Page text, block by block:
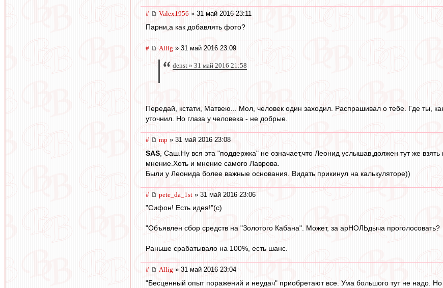
# Valex1956 » 31 май 2016 23:11
Парни,а как добавлять фото?
# Allig » 31 май 2016 23:09
denst » 31 май 2016 21:58
Передай, кстати, Матвею... Мол, человек один заходил. Распрашивал о тебе. Где ты,
уточнил. Но глаза у человека - не добрые.
# mp » 31 май 2016 23:08
SAS , Саш.Ну вся эта "поддержка" не означает,что Леонид услышав,должен тут же
мнение.Хоть и мнение самого Лаврова.
Были у Леонида более важные основания. Видать прикинул на калькуляторе))
# pete_da_1st » 31 май 2016 23:06
"Сифон! Есть идея!"(с)
"Объявлен сбор средств на "Золотого Кабана". Может, за арНОЛЬдыча проголосовать?
Раньше срабатывало на 100%, есть шанс.
# Allig » 31 май 2016 23:04
"Бесценный опыт поражений и неудач" приобретают все. Ума большого тут не надо.